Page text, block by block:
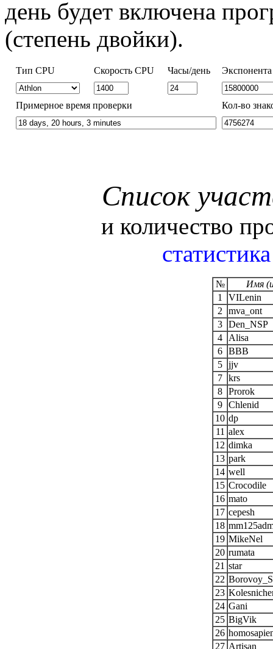
день будет включена
(степень двойки).
Тип CPU Скорость CPU Часы/день Экспонента
Примерное время проверки Кол-во
Список
и количество
№
Имя
1
VILenin
2
mva_ont
3 Den_NSP
4
Alisa
6 BBB
5 jjv
7 krs
8 Prorok
9 Chlenid
10 dp
11 alex
12 dimka
13 park
14 well
15 Crocodile
16 mato
17 cepesh
18
19 MikeNel
20 rumata
21 star
22
23
24 Gani
25 BigVik
26
27 Artisan